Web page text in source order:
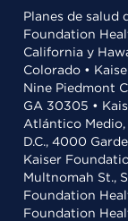
Planes de salud
Foundation
California y
Colorado •
Nine Piedmont
GA 30305 •
Atlántico Medio,
D.C., 4000
Kaiser
Multnomah St.,
Foundation
Foundation